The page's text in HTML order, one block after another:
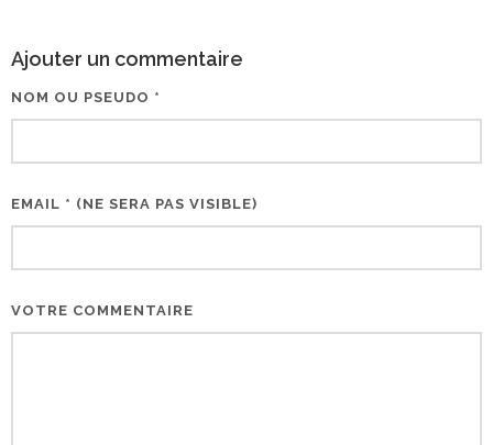
Ajouter un commentaire
NOM OU PSEUDO *
EMAIL * (NE SERA PAS VISIBLE)
VOTRE COMMENTAIRE